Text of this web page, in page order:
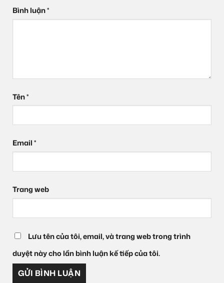
Bình luận*
Tên*
Email*
Trang web
Lưu tên của tôi, email, và trang web trong trình
duyệt này cho lần bình luận kế tiếp của tôi.